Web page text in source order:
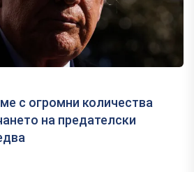
с огромни количества
на предателски